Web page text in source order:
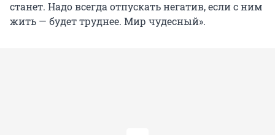
станет. Надо всегда отпускать негатив, если с ним
жить — будет труднее. Мир чудесный».